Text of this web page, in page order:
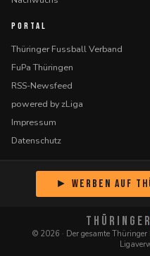
PORTAL
Thüringer Fussball Verband
FuPa Thüringen
RSS-Newsfeed
powered by zLiga
Impressum
Datenschutz
► Werben auf
THÜRINGER
© 2026 · Der gesamte Thüringer